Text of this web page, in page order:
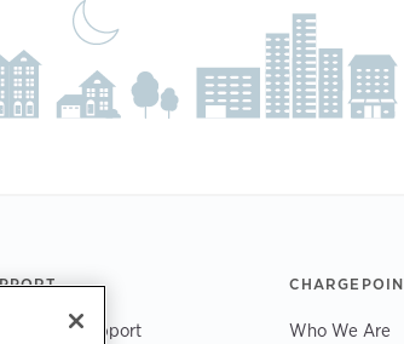
Support
Who We Are